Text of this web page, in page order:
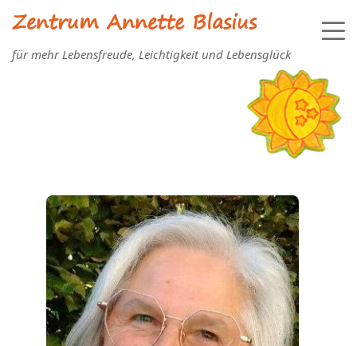
Zentrum Annette Blasius
für mehr Lebensfreude, Leichtigkeit und Lebensglück